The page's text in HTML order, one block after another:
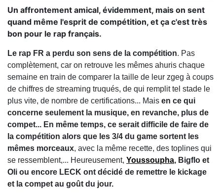
Un affrontement amical, évidemment, mais on sent
quand même l'esprit de compétition, et ça c'est très
bon pour le rap français.
Le rap FR a perdu son sens de la compétition. Pas
complètement, car on retrouve les mêmes ahuris chaque
semaine en train de comparer la taille de leur zgeg à coups
de chiffres de streaming truqués, de qui remplit tel stade le
plus vite, de nombre de certifications... Mais en ce qui
concerne seulement la musique, en revanche, plus de
compet... En même temps, ce serait difficile de faire de
la compétition alors que les 3/4 du game sortent les
mêmes morceaux, avec la même recette, des toplines qui
se ressemblent,... Heureusement, Youssoupha, Bigflo et
Oli ou encore LECK ont décidé de remettre le kickage
et la compet au goût du jour.